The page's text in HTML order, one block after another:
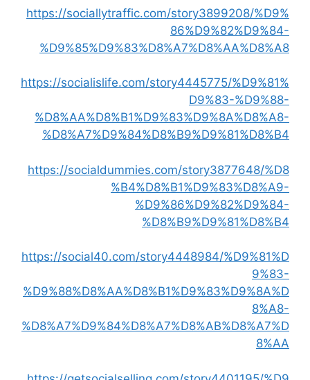
https://sociallytraffic.com/story3899208/%D9%
86%D9%82%D9%84-
%D9%85%D9%83%D8%A7%D8%AA%D8%A8
https://socialislife.com/story4445775/%D9%81%
D9%83-%D9%88-
%D8%AA%D8%B1%D9%83%D9%8A%D8%A8-
%D8%A7%D9%84%D8%B9%D9%81%D8%B4
https://socialdummies.com/story3877648/%D8
%B4%D8%B1%D9%83%D8%A9-
%D9%86%D9%82%D9%84-
%D8%B9%D9%81%D8%B4
https://social40.com/story4448984/%D9%81%D
9%83-
%D9%88%D8%AA%D8%B1%D9%83%D9%8A%D
8%A8-
%D8%A7%D9%84%D8%A7%D8%AB%D8%A7%D
8%AA